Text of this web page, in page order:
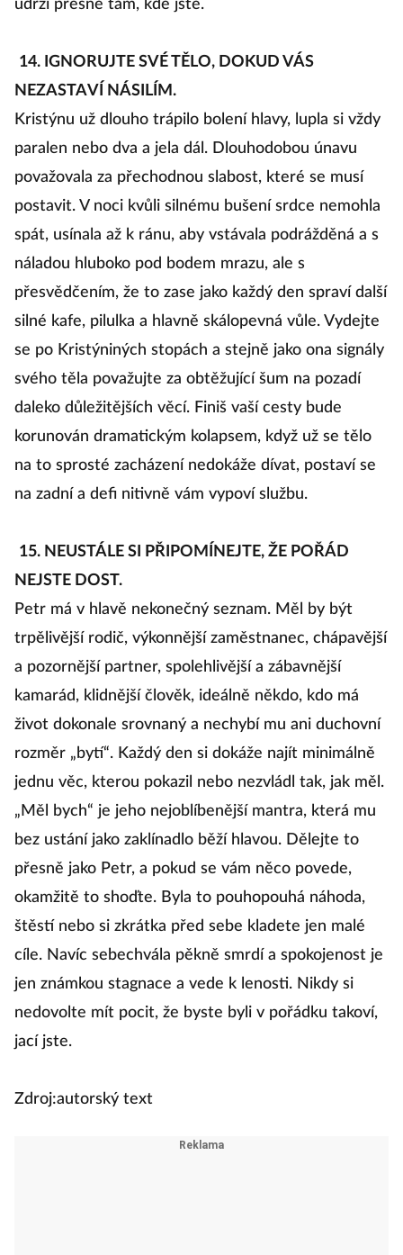
udrží přesně tam, kde jste.
14. IGNORUJTE SVÉ TĚLO, DOKUD VÁS
NEZASTAVÍ NÁSILÍM.
Kristýnu už dlouho trápilo bolení hlavy, lupla si vždy
paralen nebo dva a jela dál. Dlouhodobou únavu
považovala za přechodnou slabost, které se musí
postavit. V noci kvůli silnému bušení srdce nemohla
spát, usínala až k ránu, aby vstávala podrážděná a s
náladou hluboko pod bodem mrazu, ale s
přesvědčením, že to zase jako každý den spraví další
silné kafe, pilulka a hlavně skálopevná vůle. Vydejte
se po Kristýniných stopách a stejně jako ona signály
svého těla považujte za obtěžující šum na pozadí
daleko důležitějších věcí. Finiš vaší cesty bude
korunován dramatickým kolapsem, když už se tělo
na to sprosté zacházení nedokáže dívat, postaví se
na zadní a defi nitivně vám vypoví službu.
15. NEUSTÁLE SI PŘIPOMÍNEJTE, ŽE POŘÁD
NEJSTE DOST.
Petr má v hlavě nekonečný seznam. Měl by být
trpělivější rodič, výkonnější zaměstnanec, chápavější
a pozornější partner, spolehlivější a zábavnější
kamarád, klidnější člověk, ideálně někdo, kdo má
život dokonale srovnaný a nechybí mu ani duchovní
rozměr „bytí“. Každý den si dokáže najít minimálně
jednu věc, kterou pokazil nebo nezvládl tak, jak měl.
„Měl bych“ je jeho nejoblíbenější mantra, která mu
bez ustání jako zaklínadlo běží hlavou. Dělejte to
přesně jako Petr, a pokud se vám něco povede,
okamžitě to shoďte. Byla to pouhopouhá náhoda,
štěstí nebo si zkrátka před sebe kladete jen malé
cíle. Navíc sebechvála pěkně smrdí a spokojenost je
jen známkou stagnace a vede k lenosti. Nikdy si
nedovolte mít pocit, že byste byli v pořádku takoví,
jací jste.
Zdroj:autorský text